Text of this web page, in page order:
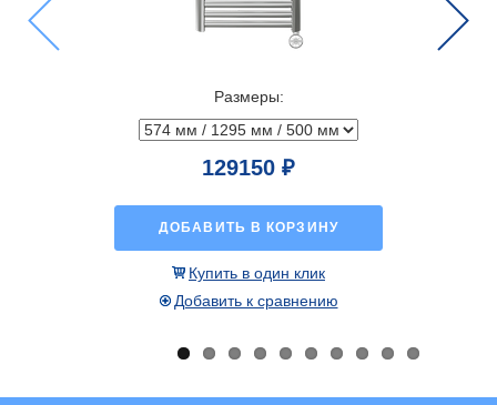
Размеры:
129150 ₽
ДОБАВИТЬ В КОРЗИНУ
Купить в один клик
Добавить к сравнению